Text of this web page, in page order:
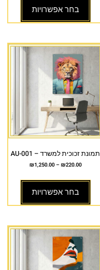
בחר אפשרויות
תמונת זכוכית למשרד – AU-001
₪220.00
–
₪1,250.00
בחר אפשרויות